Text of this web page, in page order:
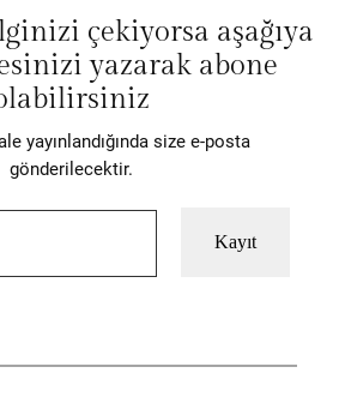
çekiyorsa aşağıya
yazarak abone
yayınlandığında size e-posta
gönderilecektir.